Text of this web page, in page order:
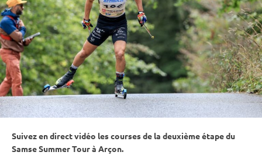
Suivez en direct vidéo les courses de la deuxième étape du
Samse Summer Tour à Arçon.